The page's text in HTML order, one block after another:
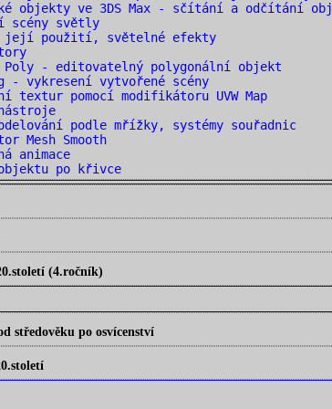
objekty ve 3DS Max - sčítání a odčítání
scény světly
a její použití, světelné efekty
Poly - editovatelný polygonální objekt
- vykresení vytvořené scény
textur pomocí modifikátoru UVW Map
podle mřížky, systémy souřadnic
Mesh Smooth
animace
po křivce
(4.ročník)
středověku po osvícenství